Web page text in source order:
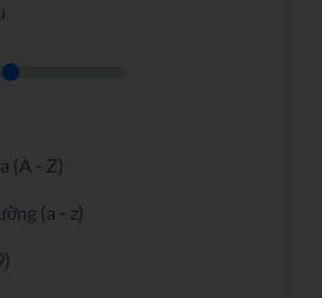
(A - Z)
(a - z)